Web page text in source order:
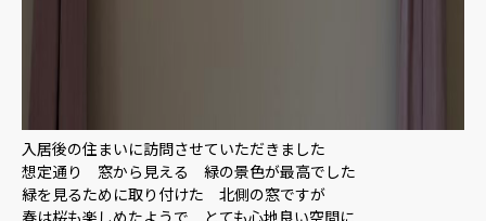
入居後の住まいに訪問させていただきました
想定通り 窓から見える 緑の景色が最高でした
緑を見るために取り付けた 北側の窓ですが
春は桜も楽しめたようで とても心地良い空間に